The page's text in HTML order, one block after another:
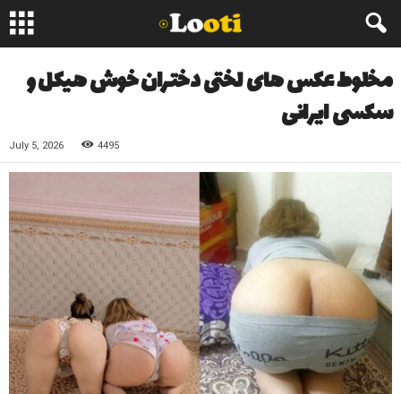
مخلوط عکس های لختی دختران خوش هیکل و
سکسی ایرانی
July 5, 2026 4495